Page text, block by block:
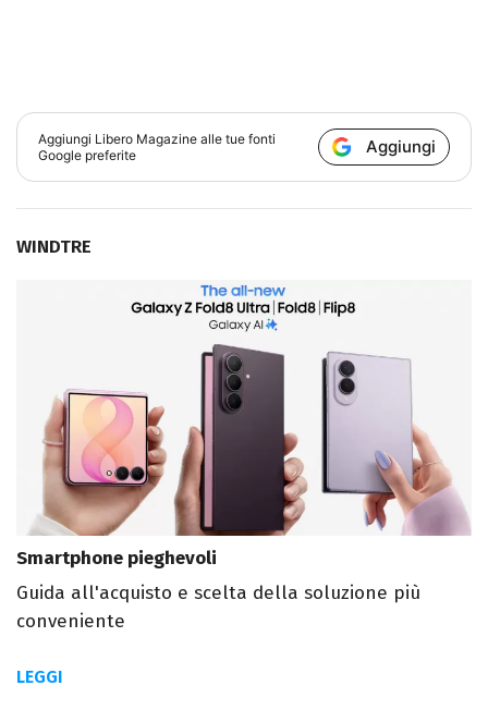
Aggiungi Libero Magazine alle tue fonti
Google preferite
Aggiungi
WINDTRE
Smartphone pieghevoli
Guida all'acquisto e scelta della soluzione più
conveniente
LEGGI